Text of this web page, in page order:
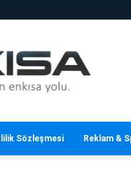
Sözleşmesi Reklam &